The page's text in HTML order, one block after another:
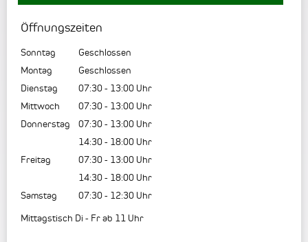
Öffnungszeiten
Sonntag
Geschlossen
Montag
Geschlossen
Dienstag
07:30- 13:00 Uhr
Mittwoch
07:30- 13:00 Uhr
Donnerstag
07:30- 13:00 Uhr
14:30- 18:00 Uhr
Freitag
07:30- 13:00 Uhr
14:30- 18:00 Uhr
Samstag
07:30- 12:30 Uhr
Mittagstisch Di - Fr ab 11 Uhr